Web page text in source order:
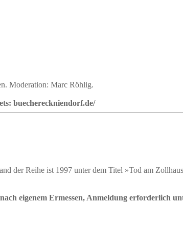
Moderation: Marc Röhlig.
buechereckniendorf.de/
der Reihe ist 1997 unter dem Titel »Tod am
eigenem Ermessen, Anmeldung erforderlich